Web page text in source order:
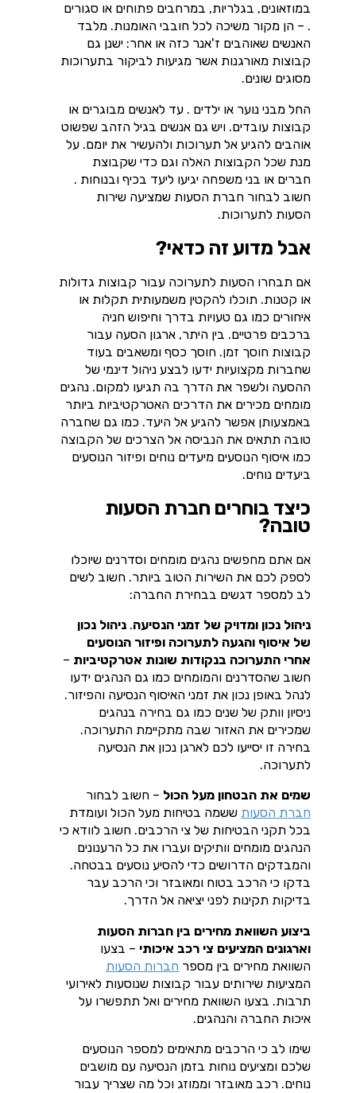
במוזאונים, בגלריות, במרחבים פתוחים או סגורים
. – הן מקור משיכה לכל חובבי האומנות. מלבד
האנשים שאוהבים ז'אנר כזה או אחר: ישנן גם
קבוצות מאורגנות אשר מגיעות לביקור בתערוכות
מסוגים שונים.
החל מבני נוער או ילדים . עד לאנשים מבוגרים או
קבוצות עובדים. ויש גם אנשים בגיל הזהב שפשוט
אוהבים להגיע אל תערוכות ולהעשיר את יומם. על
מנת שכל הקבוצות האלה וגם כדי שקבוצת
חברים או בני משפחה יגיעו ליעד בכיף ובנוחות .
חשוב לבחור חברת הסעות שמציעה שירות
הסעות לתערוכות.
אבל מדוע זה כדאי?
אם תבחרו הסעות לתערוכה עבור קבוצות גדולות
או קטנות. תוכלו להקטין משמעותית תקלות או
איחורים כמו גם טעויות בדרך וחיפוש חניה
ברכבים פרטיים. בין היתר, ארגון הסעה עבור
קבוצות חוסך זמן. חוסך כסף ומשאבים בעוד
שחברות מקצועיות ידעו לבצע ניהול דינמי של
ההסעה ולשפר את הדרך בה תגיעו למקום. נהגים
מומחים מכירים את הדרכים האטרקטיביות ביותר
באמצעותן אפשר להגיע אל היעד. כמו גם שחברה
טובה תתאים את הנביסה אל הצרכים של הקבוצה
כמו איסוף הנוסעים מיעדים נוחים ופיזור הנוסעים
ביעדים נוחים.
כיצד בוחרים חברת הסעות
טובה?
אם אתם מחפשים נהגים מומחים וסדרנים שיוכלו
לספק לכם את השירות הטוב ביותר. חשוב לשים
לב למספר דגשים בבחירת החברה:
ניהול נכון ומדויק של זמני הנסיעה. ניהול נכון
של איסוף והגעה לתערוכה ופיזור הנוסעים
אחרי התערוכה בנקודות שונות אטרקטיביות –
חשוב שהסדרנים והמומחים כמו גם הנהגים ידעו
לנהל באופן נכון את זמני האיסוף הנסיעה והפיזור.
ניסיון וותק של שנים כמו גם בחירה בנהגים
שמכירים את האזור שבה מתקיימת התערוכה.
בחירה זו יסייעו לכם לארגן נכון את הנסיעה
לתערוכה.
שמים את הבטחון מעל הכול – חשוב לבחור
חברת הסעות ששמה בטיחות מעל הכול ועומדת
בכל תקני הבטיחות של צי הרכבים. חשוב לוודא כי
הנהגים מומחים וותיקים ועברו את כל הרענונים
והמבדקים הדרושים כדי להסיע נוסעים בבטחה.
בדקו כי הרכב בטוח ומאובזר וכי הרכב עבר
בדיקות תקינות לפני יציאה אל הדרך.
ביצוע השוואת מחירים בין חברות הסעות
וארגונים המציעים צי רכב איכותי – בצעו
השוואת מחירים בין מספר חברות הסעות
המציעות שירותים עבור קבוצות שנוסעות לאירועי
תרבות. בצעו השוואת מחירים ואל תתפשרו על
איכות החברה והנהגים.
שימו לב כי הרכבים מתאימים למספר הנוסעים
שלכם ומציעים נוחות בזמן הנסיעה עם מושבים
נוחים. רכב מאובזר וממוזג וכל מה שצריך עבור